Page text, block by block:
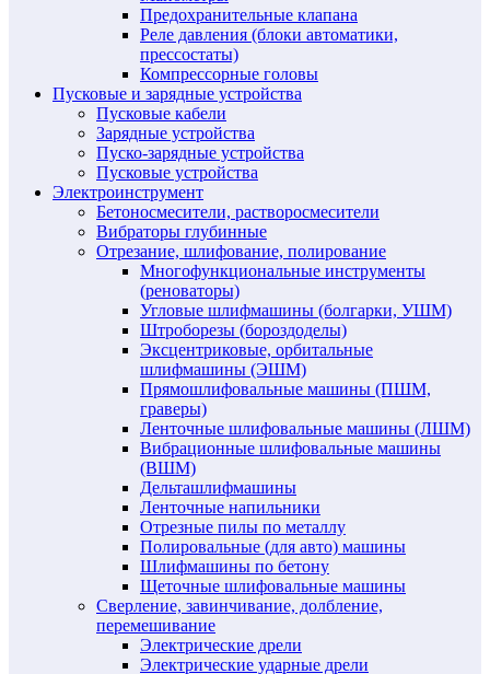
Предохранительные клапана
Реле давления (блоки автоматики,
прессостаты)
Компрессорные головы
Пусковые и зарядные устройства
Пусковые кабели
Зарядные устройства
Пуско-зарядные устройства
Пусковые устройства
Электроинструмент
Бетоносмесители, растворосмесители
Вибраторы глубинные
Отрезание, шлифование, полирование
Многофункциональные инструменты
(реноваторы)
Угловые шлифмашины (болгарки, УШМ)
Штроборезы (бороздоделы)
Эксцентриковые, орбитальные
шлифмашины (ЭШМ)
Прямошлифовальные машины (ПШМ,
граверы)
Ленточные шлифовальные машины (ЛШМ)
Вибрационные шлифовальные машины
(ВШМ)
Дельташлифмашины
Ленточные напильники
Отрезные пилы по металлу
Полировальные (для авто) машины
Шлифмашины по бетону
Щеточные шлифовальные машины
Сверление, завинчивание, долбление,
перемешивание
Электрические дрели
Электрические ударные дрели